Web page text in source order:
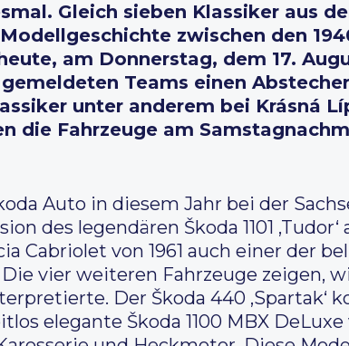
Gleich sieben Klassiker aus
zwischen den
am Donnerstag, dem 17.
Teams einen
unter anderem bei Krásná
die Fahrzeuge am
Auto in diesem Jahr bei der
des legendären Škoda 1101 ‚Tudor‘
Cabriolet von 1961 auch einer der
vier weiteren Fahrzeuge zeigen,
Der Škoda 440 ‚Spartak‘
elegante Škoda 1100 MBX